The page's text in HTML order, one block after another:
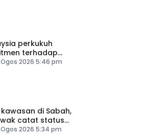
perkukuh
terhadap
kemakmuran
Ogos 2026 5:46 pm
di Sabah,
catat status
panas
Ogos 2026 5:34 pm